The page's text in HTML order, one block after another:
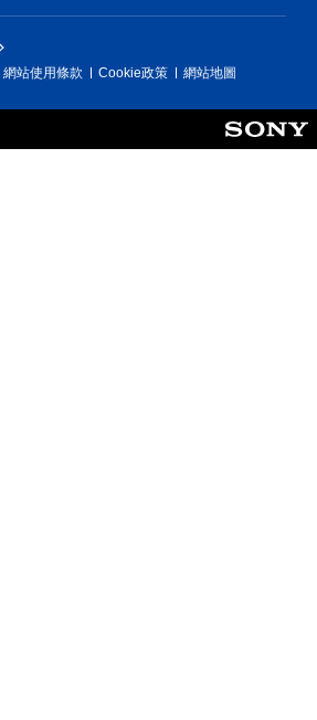
網站使用條款 Cookie政策 網站地圖